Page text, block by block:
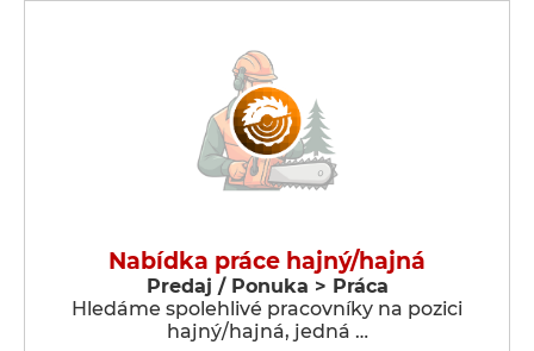
Nabídka práce hajný/hajná
Predaj / Ponuka > Práca
Hledáme spolehlivé pracovníky na pozici
hajný/hajná, jedná …